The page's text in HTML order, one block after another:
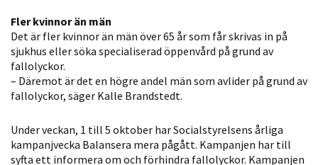
Fler kvinnor än män
Det är fler kvinnor än män över 65 år som får skrivas in på
sjukhus eller söka specialiserad öppenvård på grund av
fallolyckor.
– Däremot är det en högre andel män som avlider på grund av
fallolyckor, säger Kalle Brandstedt.
Under veckan, 1 till 5 oktober har Socialstyrelsens årliga
kampanjvecka Balansera mera pågått. Kampanjen har till
syfta ett informera om och förhindra fallolyckor. Kampanjen
Marknadsföring
Genom att dela
intressen och ditt
chansen att få se
personligt